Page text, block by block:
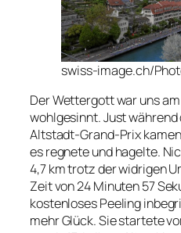
swiss-image.ch/
Der Wettergott war uns
wohlgesinnt. Just
Altstadt-Grand-Prix
es regnete und hagelte.
4,7 km trotz der widrigen
Zeit von 24 Minuten 57
kostenloses Peeling
mehr Glück. Sie startete